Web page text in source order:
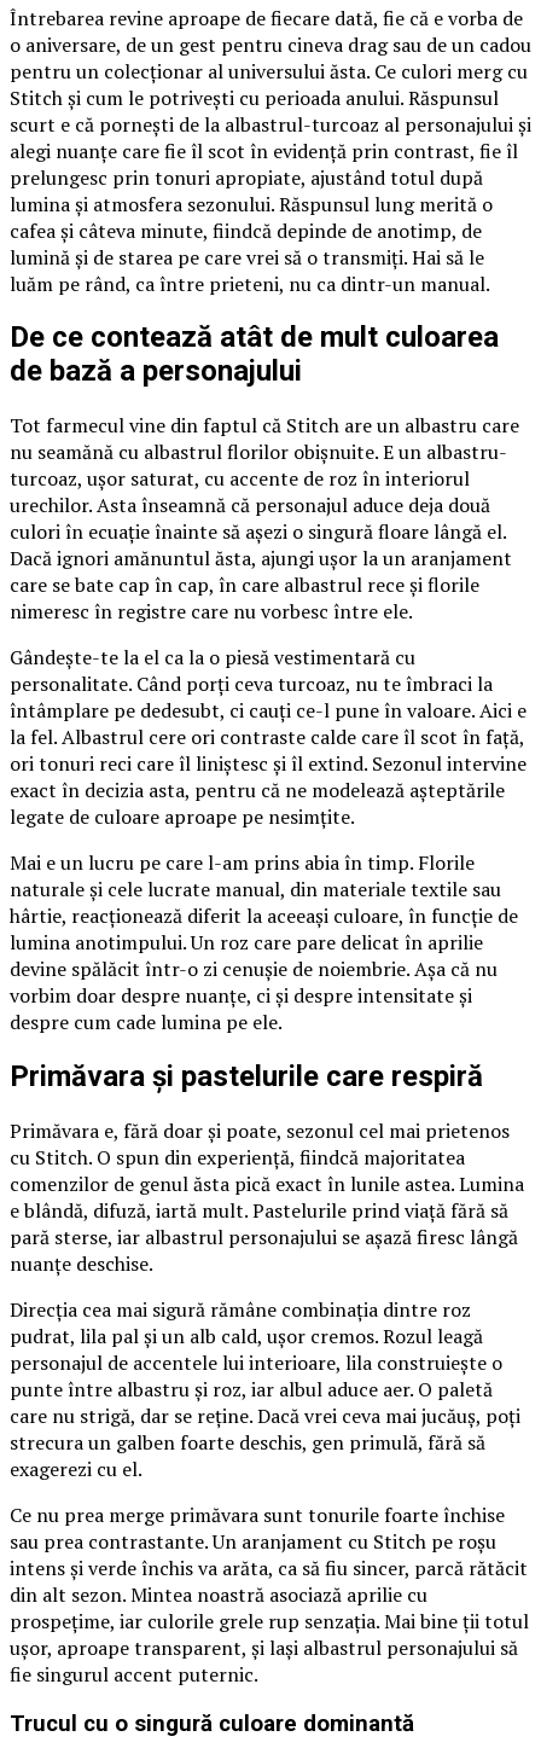
Întrebarea revine aproape de fiecare dată, fie că e vorba de
o aniversare, de un gest pentru cineva drag sau de un cadou
pentru un colecționar al universului ăsta. Ce culori merg cu
Stitch și cum le potrivești cu perioada anului. Răspunsul
scurt e că pornești de la albastrul-turcoaz al personajului și
alegi nuanțe care fie îl scot în evidență prin contrast, fie îl
prelungesc prin tonuri apropiate, ajustând totul după
lumina și atmosfera sezonului. Răspunsul lung merită o
cafea și câteva minute, fiindcă depinde de anotimp, de
lumină și de starea pe care vrei să o transmiți. Hai să le
luăm pe rând, ca între prieteni, nu ca dintr-un manual.
De ce contează atât de mult culoarea
de bază a personajului
Tot farmecul vine din faptul că Stitch are un albastru care
nu seamănă cu albastrul florilor obișnuite. E un albastru-
turcoaz, ușor saturat, cu accente de roz în interiorul
urechilor. Asta înseamnă că personajul aduce deja două
culori în ecuație înainte să așezi o singură floare lângă el.
Dacă ignori amănuntul ăsta, ajungi ușor la un aranjament
care se bate cap în cap, în care albastrul rece și florile
nimeresc în registre care nu vorbesc între ele.
Gândește-te la el ca la o piesă vestimentară cu
personalitate. Când porți ceva turcoaz, nu te îmbraci la
întâmplare pe dedesubt, ci cauți ce-l pune în valoare. Aici e
la fel. Albastrul cere ori contraste calde care îl scot în față,
ori tonuri reci care îl liniștesc și îl extind. Sezonul intervine
exact în decizia asta, pentru că ne modelează așteptările
legate de culoare aproape pe nesimțite.
Mai e un lucru pe care l-am prins abia în timp. Florile
naturale și cele lucrate manual, din materiale textile sau
hârtie, reacționează diferit la aceeași culoare, în funcție de
lumina anotimpului. Un roz care pare delicat în aprilie
devine spălăcit într-o zi cenușie de noiembrie. Așa că nu
vorbim doar despre nuanțe, ci și despre intensitate și
despre cum cade lumina pe ele.
Primăvara și pastelurile care respiră
Primăvara e, fără doar și poate, sezonul cel mai prietenos
cu Stitch. O spun din experiență, fiindcă majoritatea
comenzilor de genul ăsta pică exact în lunile astea. Lumina
e blândă, difuză, iartă mult. Pastelurile prind viață fără să
pară sterse, iar albastrul personajului se așază firesc lângă
nuanțe deschise.
Direcția cea mai sigură rămâne combinația dintre roz
pudrat, lila pal și un alb cald, ușor cremos. Rozul leagă
personajul de accentele lui interioare, lila construiește o
punte între albastru și roz, iar albul aduce aer. O paletă
care nu strigă, dar se reține. Dacă vrei ceva mai jucăuș, poți
strecura un galben foarte deschis, gen primulă, fără să
exagerezi cu el.
Ce nu prea merge primăvara sunt tonurile foarte închise
sau prea contrastante. Un aranjament cu Stitch pe roșu
intens și verde închis va arăta, ca să fiu sincer, parcă rătăcit
din alt sezon. Mintea noastră asociază aprilie cu
prospețime, iar culorile grele rup senzația. Mai bine ții totul
ușor, aproape transparent, și lași albastrul personajului să
fie singurul accent puternic.
Trucul cu o singură culoare dominantă